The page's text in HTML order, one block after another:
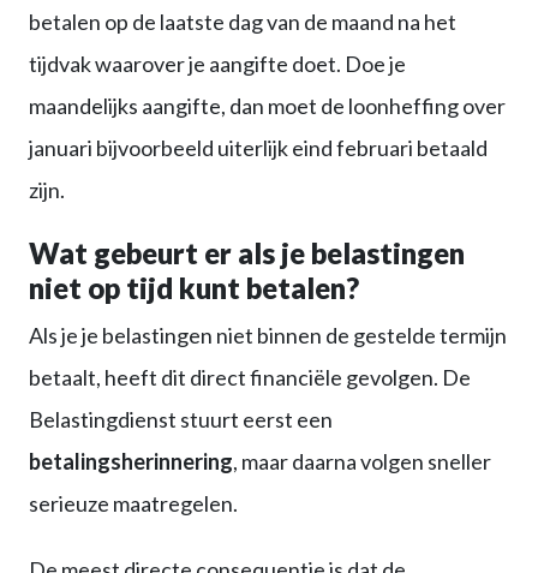
betalen op de laatste dag van de maand na het
tijdvak waarover je aangifte doet. Doe je
maandelijks aangifte, dan moet de loonheffing over
januari bijvoorbeeld uiterlijk eind februari betaald
zijn.
Wat gebeurt er als je belastingen
niet op tijd kunt betalen?
Als je je belastingen niet binnen de gestelde termijn
betaalt, heeft dit direct financiële gevolgen. De
Belastingdienst stuurt eerst een
betalingsherinnering, maar daarna volgen sneller
serieuze maatregelen.